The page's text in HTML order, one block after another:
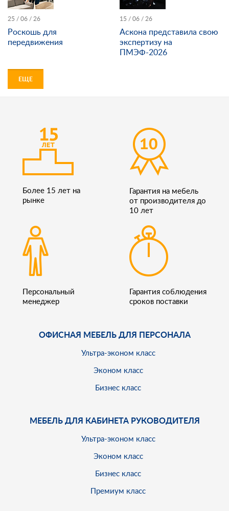
25 / 06 / 26
Роскошь для
передвижения
15 / 06 / 26
Аскона представила свою
экспертизу на
ПМЭФ-2026
ЕЩЕ
Более 15 лет на
рынке
Гарантия на мебель
от производителя до
10 лет
Персональный
менеджер
Гарантия соблюдения
сроков поставки
ОФИСНАЯ МЕБЕЛЬ ДЛЯ ПЕРСОНАЛА
Ультра-эконом класс
Эконом класс
Бизнес класс
МЕБЕЛЬ ДЛЯ КАБИНЕТА РУКОВОДИТЕЛЯ
Ультра-эконом класс
Эконом класс
Бизнес класс
Премиум класс